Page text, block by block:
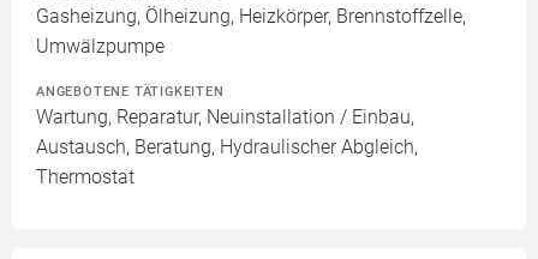
Gasheizung, Ölheizung, Heizkörper, Brennstoffzelle,
Umwälzpumpe
ANGEBOTENE TÄTIGKEITEN
Wartung, Reparatur, Neuinstallation / Einbau,
Austausch, Beratung, Hydraulischer Abgleich,
Thermostat